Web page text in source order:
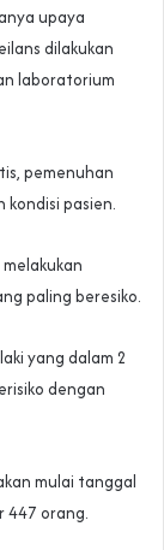
upaya
dilakukan
laboratorium
pemenuhan
pasien.
paling beresiko.
yang dalam 2
dengan
mulai tanggal
447 orang.